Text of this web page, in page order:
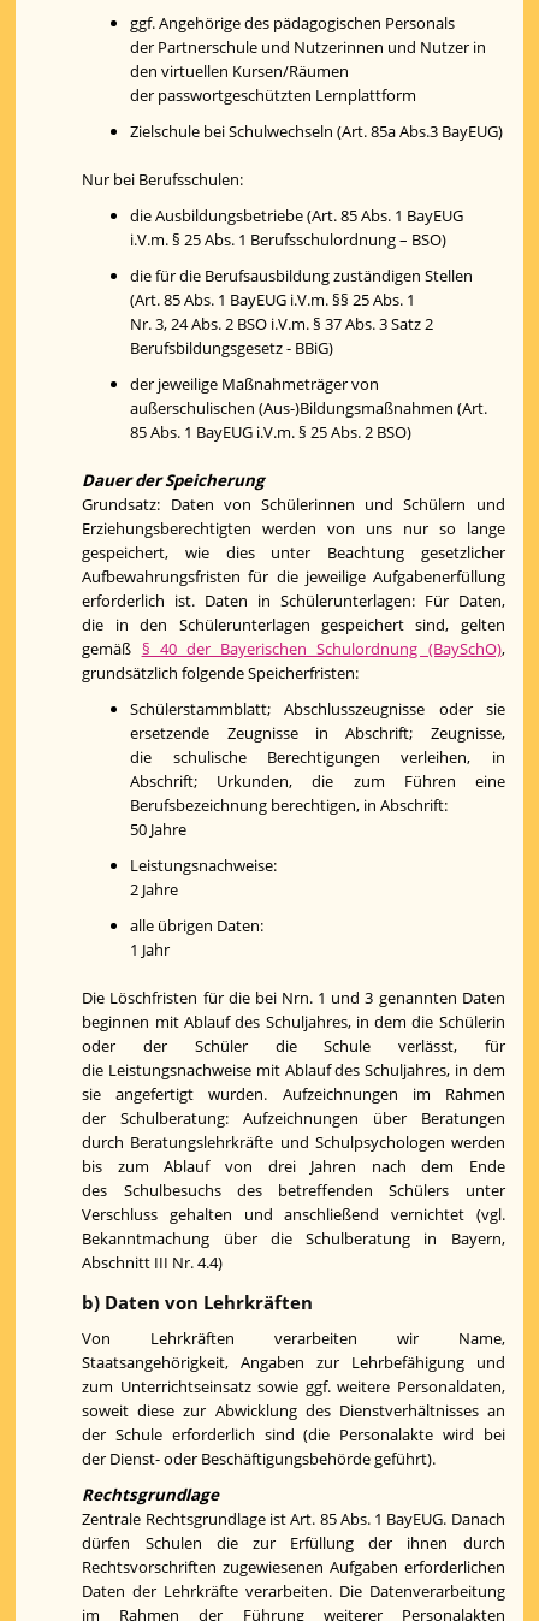
ggf. Angehörige des pädagogischen Personals
der Partnerschule und Nutzerinnen und Nutzer in
den virtuellen Kursen/Räumen
der passwortgeschützten Lernplattform
Zielschule bei Schulwechseln (Art. 85a Abs.3 BayEUG)
Nur bei Berufsschulen:
die Ausbildungsbetriebe (Art. 85 Abs. 1 BayEUG
i.V.m. § 25 Abs. 1 Berufsschulordnung – BSO)
die für die Berufsausbildung zuständigen Stellen
(Art. 85 Abs. 1 BayEUG i.V.m. §§ 25 Abs. 1
Nr. 3, 24 Abs. 2 BSO i.V.m. § 37 Abs. 3 Satz 2
Berufsbildungsgesetz - BBiG)
der jeweilige Maßnahmeträger von
außerschulischen (Aus-)Bildungsmaßnahmen (Art.
85 Abs. 1 BayEUG i.V.m. § 25 Abs. 2 BSO)
Dauer der Speicherung
Grundsatz: Daten von Schülerinnen und Schülern und
Erziehungsberechtigten werden von uns nur so lange
gespeichert, wie dies unter Beachtung gesetzlicher
Aufbewahrungsfristen für die jeweilige Aufgabenerfüllung
erforderlich ist. Daten in Schülerunterlagen: Für Daten,
die in den Schülerunterlagen gespeichert sind, gelten
gemäß § 40 der Bayerischen Schulordnung (BaySchO),
grundsätzlich folgende Speicherfristen:
Schülerstammblatt; Abschlusszeugnisse oder sie
ersetzende Zeugnisse in Abschrift; Zeugnisse,
die schulische Berechtigungen verleihen, in
Abschrift; Urkunden, die zum Führen eine
Berufsbezeichnung berechtigen, in Abschrift:
50 Jahre
Leistungsnachweise:
2 Jahre
alle übrigen Daten:
1 Jahr
Die Löschfristen für die bei Nrn. 1 und 3 genannten Daten
beginnen mit Ablauf des Schuljahres, in dem die Schülerin
oder der Schüler die Schule verlässt, für
die Leistungsnachweise mit Ablauf des Schuljahres, in dem
sie angefertigt wurden. Aufzeichnungen im Rahmen
der Schulberatung: Aufzeichnungen über Beratungen
durch Beratungslehrkräfte und Schulpsychologen werden
bis zum Ablauf von drei Jahren nach dem Ende
des Schulbesuchs des betreffenden Schülers unter
Verschluss gehalten und anschließend vernichtet (vgl.
Bekanntmachung über die Schulberatung in Bayern,
Abschnitt III Nr. 4.4)
b) Daten von Lehrkräften
Von Lehrkräften verarbeiten wir Name,
Staatsangehörigkeit, Angaben zur Lehrbefähigung und
zum Unterrichtseinsatz sowie ggf. weitere Personaldaten,
soweit diese zur Abwicklung des Dienstverhältnisses an
der Schule erforderlich sind (die Personalakte wird bei
der Dienst- oder Beschäftigungsbehörde geführt).
Rechtsgrundlage
Zentrale Rechtsgrundlage ist Art. 85 Abs. 1 BayEUG. Danach
dürfen Schulen die zur Erfüllung der ihnen durch
Rechtsvorschriften zugewiesenen Aufgaben erforderlichen
Daten der Lehrkräfte verarbeiten. Die Datenverarbeitung
im Rahmen der Führung weiterer Personalakten